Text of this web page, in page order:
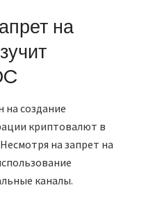
на
на создание
криптовалют в
на запрет на
каналы.